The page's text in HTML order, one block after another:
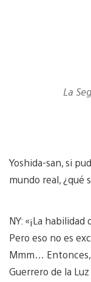
La
Yoshida-san, si
mundo real, ¿qué
NY: «¡La
Pero eso no es
Mmm…
Guerrero de la